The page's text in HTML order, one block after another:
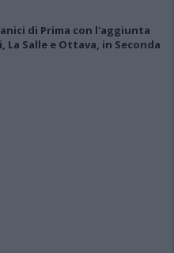
di Prima con l'aggiunta
La Salle e Ottava, in Seconda